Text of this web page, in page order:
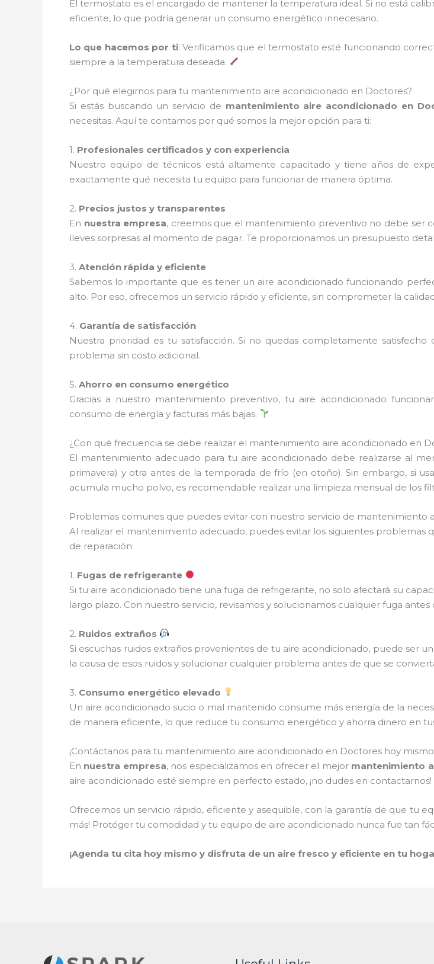
El termostato es el encargado de mantener la temperatura ideal. Si no está
eficiente, lo que podría generar un consumo energético innecesario.
Lo que hacemos por ti: Verificamos que el termostato esté funcionando
siempre a la temperatura deseada.
¿Por qué elegirnos para tu mantenimiento aire acondicionado en Doctores?
Si estás buscando un servicio de mantenimiento aire acondicionado en
necesitas. Aquí te contamos por qué somos la mejor opción para ti:
1. Profesionales certificados y con experiencia
Nuestro equipo de técnicos está altamente capacitado y tiene años de
exactamente qué necesita tu equipo para funcionar de manera óptima.
2. Precios justos y transparentes
En nuestra empresa, creemos que el mantenimiento preventivo no debe ser
lleves sorpresas al momento de pagar. Te proporcionamos un presupuesto
3. Atención rápida y eficiente
Sabemos lo importante que es tener un aire acondicionado funcionando
alto. Por eso, ofrecemos un servicio rápido y eficiente, sin comprometer la
4. Garantía de satisfacción
Nuestra prioridad es tu satisfacción. Si no quedas completamente
problema sin costo adicional.
5. Ahorro en consumo energético
Gracias a nuestro mantenimiento preventivo, tu aire acondicionado
consumo de energía y facturas más bajas.
¿Con qué frecuencia se debe realizar el mantenimiento aire acondicionado en
El mantenimiento adecuado para tu aire acondicionado debe realizarse al
primavera) y otra antes de la temporada de frío (en otoño). Sin embargo, si
acumula mucho polvo, es recomendable realizar una limpieza mensual de los
Problemas comunes que puedes evitar con nuestro servicio de mantenimiento
Al realizar el mantenimiento adecuado, puedes evitar los siguientes
de reparación:
1. Fugas de refrigerante
Si tu aire acondicionado tiene una fuga de refrigerante, no solo afectará su
largo plazo. Con nuestro servicio, revisamos y solucionamos cualquier fuga
2. Ruidos extraños
Si escuchas ruidos extraños provenientes de tu aire acondicionado, puede ser
la causa de esos ruidos y solucionar cualquier problema antes de que se
3. Consumo energético elevado
Un aire acondicionado sucio o mal mantenido consume más energía de la
de manera eficiente, lo que reduce tu consumo energético y ahorra dinero en
¡Contáctanos para tu mantenimiento aire acondicionado en Doctores hoy
En nuestra empresa, nos especializamos en ofrecer el mejor mantenimiento
aire acondicionado esté siempre en perfecto estado, ¡no dudes en contactarnos!
Ofrecemos un servicio rápido, eficiente y asequible, con la garantía de que tu
más! Protéger tu comodidad y tu equipo de aire acondicionado nunca fue tan
¡Agenda tu cita hoy mismo y disfruta de un aire fresco y eficiente en tu